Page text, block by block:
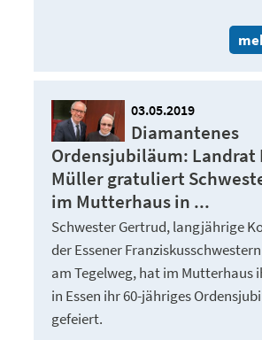
03.05.2019
Diamantenes
Ordensjubiläum: Landrat
Müller gratuliert
im Mutterhaus in ...
Schwester Gertrud, langjährige
der Essener
am Tegelweg, hat im Mutterhaus
in Essen ihr 60-jähriges
gefeiert.